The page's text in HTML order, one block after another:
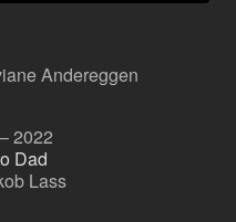
Andereggen
2022
Dad
Lass